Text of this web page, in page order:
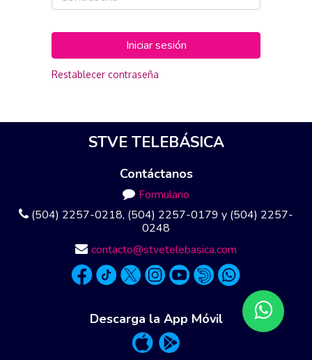
Iniciar sesión
Restablecer contraseña
STVE TELEBÁSICA
Contáctanos
Formulario
(504) 2257-0218, (504) 2257-0179 y (504) 2257-
0248
contacto@stvetelebasica.com
Descarga la App Móvil